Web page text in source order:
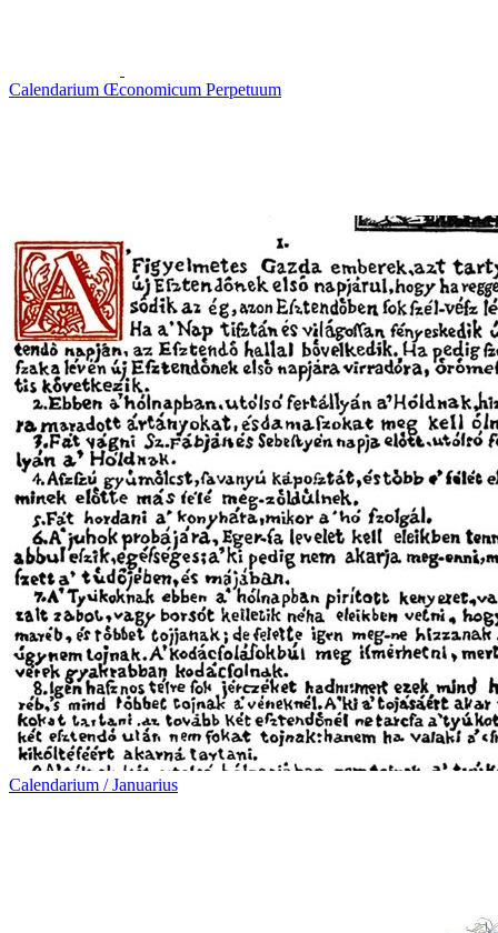
Calendarium Œconomicum Perpetuum
Calendarium / Januarius